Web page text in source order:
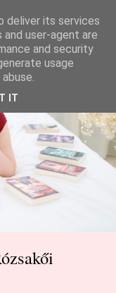
deliver its services
user-agent are
and security
usage
IT